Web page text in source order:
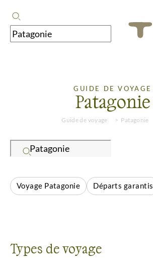
GUIDE DE VOYAGE
Patagonie
Guide de voyage Patagonie
Voyage Patagonie Départs garantis
Types de voyage